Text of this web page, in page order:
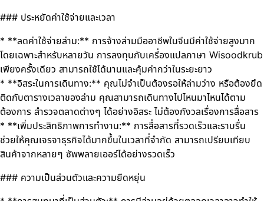
### ประหยัดค่าใช้จ่ายและเวลา
* **ลดค่าใช้จ่ายล่าม:** การจ้างล่ามมืออาชีพในจีนมีค่าใช้จ่ายสูงมาก
โดยเฉพาะสำหรับหลายวัน การลงทุนกับเครื่องแปลภาษา Wisoodkrub
เพียงครั้งเดียว สามารถใช้ได้นานและคุ้มค่ากว่าในระยะยาว
* **อิสระในการเดินทาง:** คุณไม่จำเป็นต้องรอให้ล่ามว่าง หรือต้องยึด
ติดกับตารางเวลาของล่าม คุณสามารถเดินทางไปไหนมาไหนได้ตาม
ต้องการ สำรวจตลาดต่างๆ ได้อย่างอิสระ ไม่ต้องกังวลเรื่องการสื่อสาร
* **เพิ่มประสิทธิภาพการทำงาน:** การสื่อสารที่รวดเร็วและราบรื่น
ช่วยให้คุณเจรจาธุรกิจได้มากขึ้นในเวลาที่จำกัด สามารถเปรียบเทียบ
สินค้าจากหลายๆ ซัพพลายเออร์ได้อย่างรวดเร็ว
### ความเป็นส่วนตัวและความยืดหยุ่น